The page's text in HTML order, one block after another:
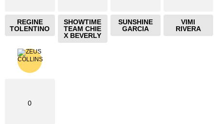
REGINE
TOLENTINO
SHOWTIME
TEAM CHIE
X BEVERLY
SUNSHINE
GARCIA
VIMI
RIVERA
0